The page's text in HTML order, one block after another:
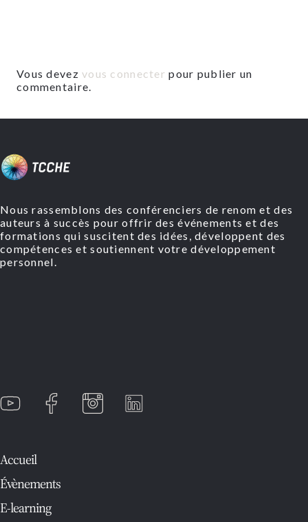
Vous devezvous connecter pour publier un
commentaire.
Nous rassemblons des conférenciers de renom et des
auteurs à succès pour offrir des événements et des
formations qui suscitent des idées, développent des
compétences et soutiennent votre développement
personnel.
Accueil
Évènements
E-learning